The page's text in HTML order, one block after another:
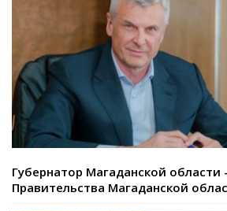
Губернатор Магаданской области
Правительства Магаданской